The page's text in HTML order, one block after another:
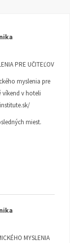
PRE UČITEĽOV
myslenia pre
víkend v hoteli
miest.
MYSLENIA